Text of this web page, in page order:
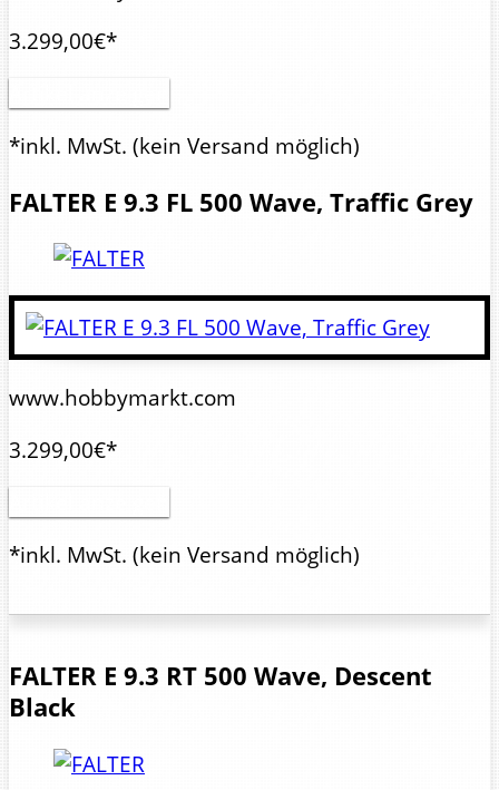
3.299,00€*
*inkl. MwSt. (kein Versand möglich)
FALTER E 9.3 FL 500 Wave, Traffic Grey
www.hobbymarkt.com
3.299,00€*
*inkl. MwSt. (kein Versand möglich)
FALTER E 9.3 RT 500 Wave, Descent
Black